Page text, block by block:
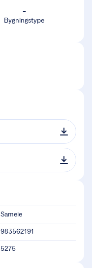
-
Bygningstype
Sameie
983562191
5275